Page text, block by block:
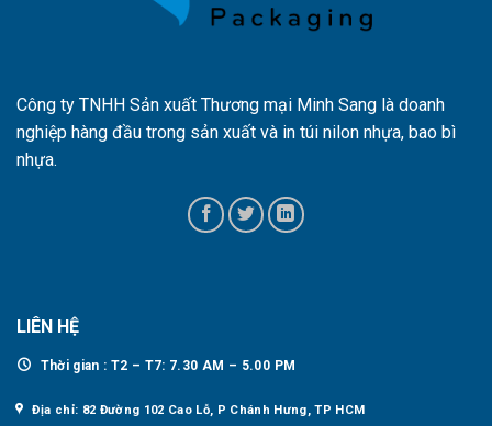
Công ty TNHH Sản xuất Thương mại Minh Sang là doanh
nghiệp hàng đầu trong sản xuất và in túi nilon nhựa, bao bì
nhựa.
LIÊN HỆ
Thời gian : T2 – T7: 7.30 AM – 5.00 PM
Địa chỉ: 82 Đường 102 Cao Lỗ, P Chánh Hưng, TP HCM